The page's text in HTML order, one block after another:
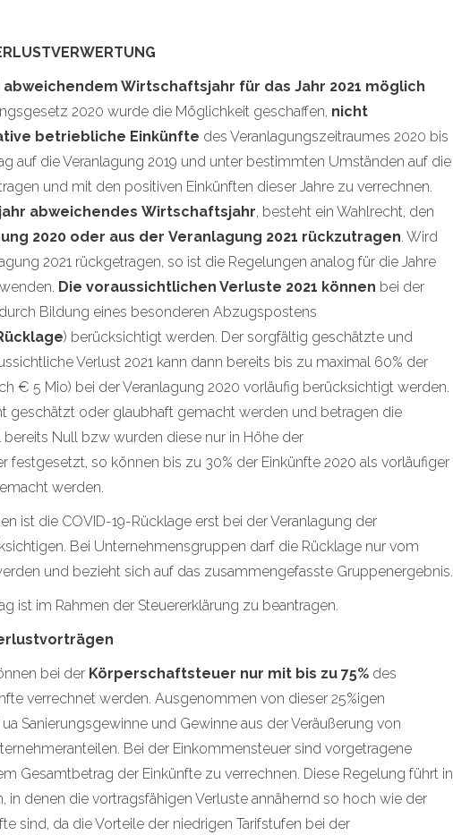
Wirtschaftsjahr für das Jahr 2021 möglich
2020 wurde die Möglichkeit geschaffen, nicht
betriebliche Einkünfte des Veranlagungszeitraumes 2020 bis
auf die Veranlagung 2019 und unter bestimmten Umständen auf die
und mit den positiven Einkünften dieser Jahre zu verrechnen.
abweichendes Wirtschaftsjahr, besteht ein Wahlrecht, den
2020 oder aus der Veranlagung 2021 rückzutragen. Wird
2021 rückgetragen, so ist die Regelungen analog für die Jahre
Die voraussichtlichen Verluste 2021 können bei der
durch Bildung eines besonderen Abzugspostens
) berücksichtigt werden. Der sorgfältig geschätzte und
Verlust 2021 kann dann bereits bis zu maximal 60% der
€ 5 Mio) bei der Veranlagung 2020 vorläufig berücksichtigt werden.
geschätzt oder glaubhaft gemacht werden und betragen die
bereits Null bzw wurden diese nur in Höhe der
festgesetzt, so können bis zu 30% der Einkünfte 2020 als vorläufiger
werden.
ist die COVID-19-Rücklage erst bei der Veranlagung der
Bei Unternehmensgruppen darf die Rücklage nur vom
und bezieht sich auf das zusammengefasste Gruppenergebnis.
ist im Rahmen der Steuererklärung zu beantragen.
bei der Körperschaftsteuer nur mit bis zu 75% des
verrechnet werden. Ausgenommen von dieser 25%igen
Sanierungsgewinne und Gewinne aus der Veräußerung von
Bei der Einkommensteuer sind vorgetragene
Gesamtbetrag der Einkünfte zu verrechnen. Diese Regelung führt in
in denen die vortragsfähigen Verluste annähernd so hoch wie der
sind, da die Vorteile der niedrigen Tarifstufen bei der